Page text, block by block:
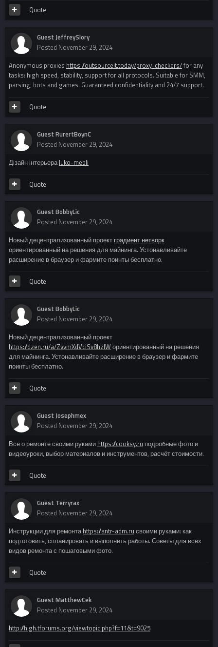
Quote
Guest JeffreySlory
Posted November 29, 2024
Anonymous proxies https://outsourceit.today/proxy-checkers/for any
tasks: high speed, stability, support for all protocols. Suitable for SMM,
parsing, bots and games. Guaranteed confidentiality and 24/7 support.
Quote
Guest RurertBoynC
Posted November 29, 2024
Дізайн інтерьераluko-mebli
Quote
Guest BobbyLic
Posted November 29, 2024
Новый децентрализованный проект градиент нетворк
ориентированный на решения для майнинга. Устонавливайте
расширение в браузер и фармите поинты бесплатно.
Quote
Guest BobbyLic
Posted November 29, 2024
Новый децентрализованный проект
https://dzen.ru/a/ZvvmXdVciSv8hzIW ориентированный на решения
для майнинга. Устонавливайте расширение в браузер и фармите
поинты бесплатно.
Quote
Guest Josephmex
Posted November 29, 2024
Все о ремонте своими руками https://cooksy.ru подробные фото и
видеоуроки, выбор материалов и инструментов, расчёт стоимости.
Quote
Guest Terryrax
Posted November 29, 2024
Инструкции для ремонтаhttps://antr-adm.ru своими руками: как
подготовить, спланировать и выполнить работы. Советы для всех
видов ремонта с пошаговыми фото.
Quote
Guest MatthewCek
Posted November 29, 2024
http://high.tforums.org/viewtopic.php?f=11&t=9025